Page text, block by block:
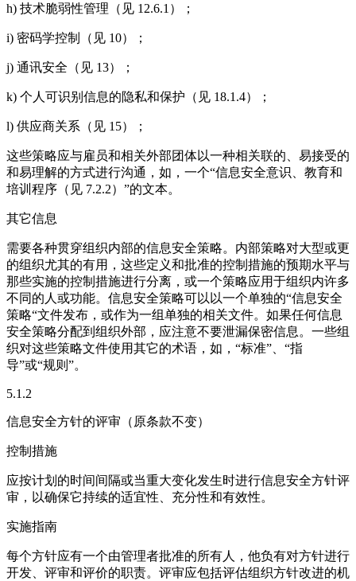
h) 技术脆弱性管理（见 12.6.1）；
i) 密码学控制（见 10）；
j) 通讯安全（见 13）；
k) 个人可识别信息的隐私和保护（见 18.1.4）；
l) 供应商关系（见 15）；
这些策略应与雇员和相关外部团体以一种相关联的、易接受的
和易理解的方式进行沟通，如，一个“信息安全意识、教育和
培训程序（见 7.2.2）”的文本。
其它信息
需要各种贯穿组织内部的信息安全策略。内部策略对大型或更
的组织尤其的有用，这些定义和批准的控制措施的预期水平与
那些实施的控制措施进行分离，或一个策略应用于组织内许多
不同的人或功能。信息安全策略可以以一个单独的“信息安全
策略“文件发布，或作为一组单独的相关文件。如果任何信息
安全策略分配到组织外部，应注意不要泄漏保密信息。一些组
织对这些策略文件使用其它的术语，如，“标准”、“指
导”或“规则”。
5.1.2
信息安全方针的评审（原条款不变）
控制措施
应按计划的时间间隔或当重大变化发生时进行信息安全方针评
审，以确保它持续的适宜性、充分性和有效性。
实施指南
每个方针应有一个由管理者批准的所有人，他负有对方针进行
开发、评审和评价的职责。评审应包括评估组织方针改进的机